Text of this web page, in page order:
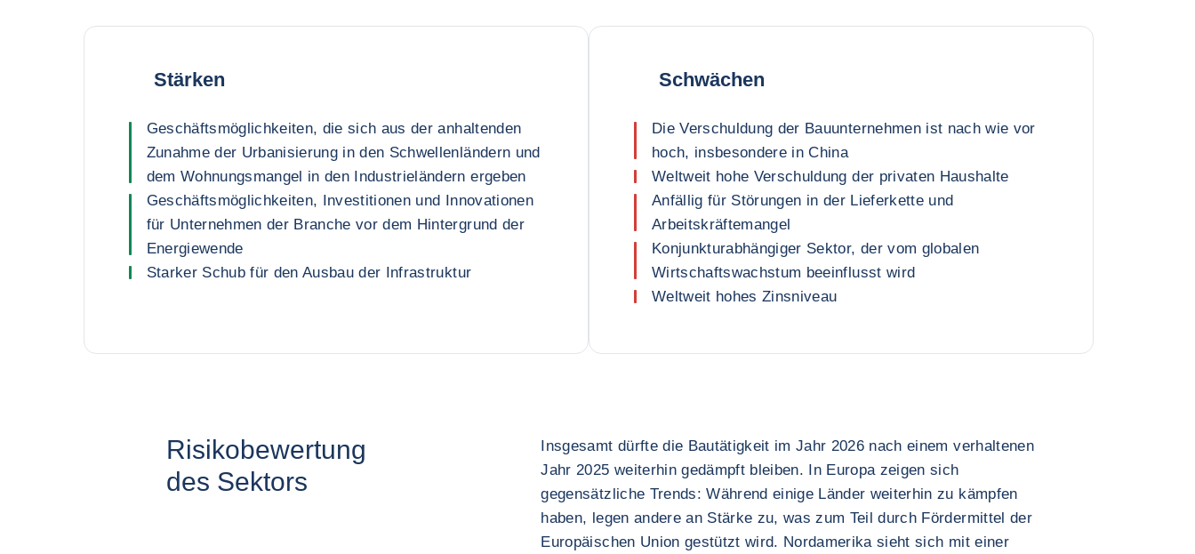
Stärken
Geschäftsmöglichkeiten, die sich aus der anhaltenden
Zunahme der Urbanisierung in den Schwellenländern und
dem Wohnungsmangel in den Industrieländern ergeben
Geschäftsmöglichkeiten, Investitionen und Innovationen
für Unternehmen der Branche vor dem Hintergrund der
Energiewende
Starker Schub für den Ausbau der Infrastruktur
Schwächen
Die Verschuldung der Bauunternehmen ist nach wie vor
hoch, insbesondere in China
Weltweit hohe Verschuldung der privaten Haushalte
Anfällig für Störungen in der Lieferkette und
Arbeitskräftemangel
Konjunkturabhängiger Sektor, der vom globalen
Wirtschaftswachstum beeinflusst wird
Weltweit hohes Zinsniveau
Risikobewertung
des Sektors
Insgesamt dürfte die Bautätigkeit im Jahr 2026 nach einem verhaltenen
Jahr 2025 weiterhin gedämpft bleiben. In Europa zeigen sich
gegensätzliche Trends: Während einige Länder weiterhin zu kämpfen
haben, legen andere an Stärke zu, was zum Teil durch Fördermittel der
Europäischen Union gestützt wird. Nordamerika sieht sich mit einer